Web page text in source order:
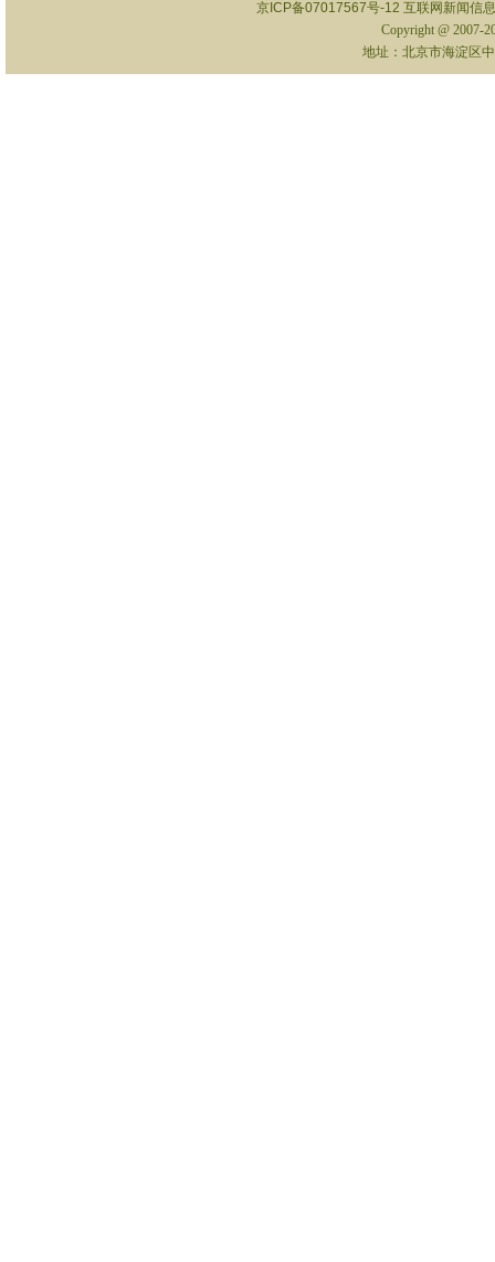
京ICP备07017567号-12 互联网新闻信
Copyright @ 2007-
地址：北京市海淀区